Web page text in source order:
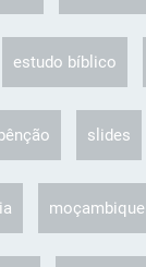
estudo bíblico
slides
moçambique